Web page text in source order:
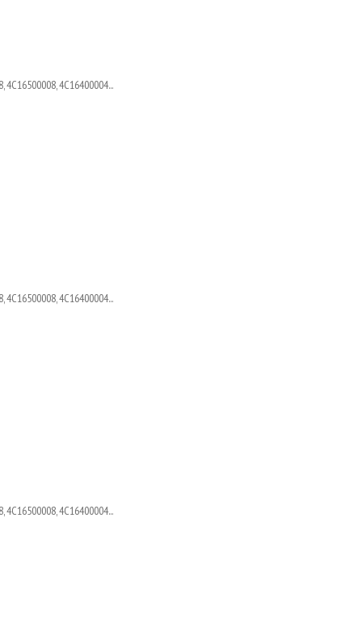
4C16500008, 4C16400004...
4C16500008, 4C16400004...
4C16500008, 4C16400004...